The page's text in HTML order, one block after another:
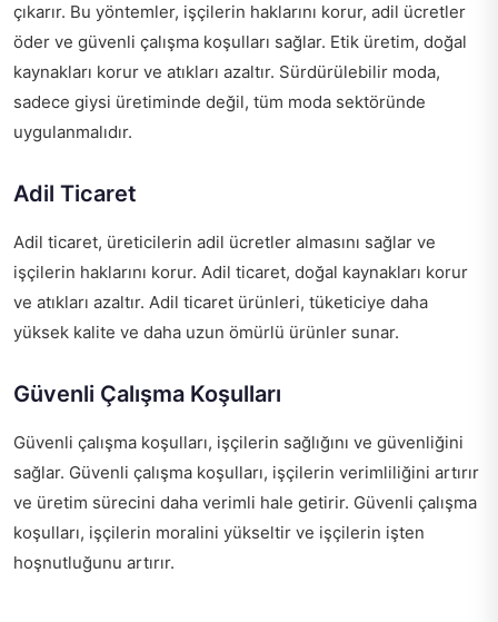
çıkarır. Bu yöntemler, işçilerin haklarını korur, adil ücretler
öder ve güvenli çalışma koşulları sağlar. Etik üretim, doğal
kaynakları korur ve atıkları azaltır. Sürdürülebilir moda,
sadece giysi üretiminde değil, tüm moda sektöründe
uygulanmalıdır.
Adil Ticaret
Adil ticaret, üreticilerin adil ücretler almasını sağlar ve
işçilerin haklarını korur. Adil ticaret, doğal kaynakları korur
ve atıkları azaltır. Adil ticaret ürünleri, tüketiciye daha
yüksek kalite ve daha uzun ömürlü ürünler sunar.
Güvenli Çalışma Koşulları
Güvenli çalışma koşulları, işçilerin sağlığını ve güvenliğini
sağlar. Güvenli çalışma koşulları, işçilerin verimliliğini artırır
ve üretim sürecini daha verimli hale getirir. Güvenli çalışma
koşulları, işçilerin moralini yükseltir ve işçilerin işten
hoşnutluğunu artırır.